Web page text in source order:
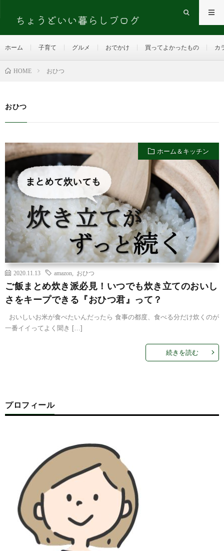
ホーム 子育て グルメ おでかけ 買ってよかったもの カ
HOME おひつ
おひつ
ホーム＆キッチン
2020.11.13 amazon おひつ
ご飯まとめ炊き派必見！いつでも炊き立てのおいし
さをキープできる『おひつ君』って？
おいしいお米が食べたいんだったら 食事の都度、食べる分だけ炊くのが
一番イイってよく聞き […]
続きを読む
プロフィール